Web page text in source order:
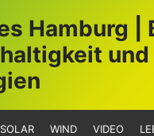
Hamburg |
SOLAR WIND VIDEO